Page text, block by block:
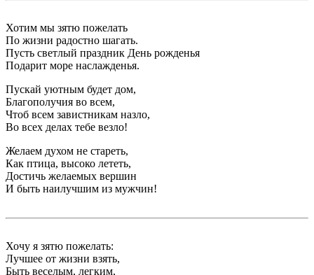
Хотим мы зятю пожелать
По жизни радостно шагать.
Пусть светлый праздник День рожденья
Подарит море наслажденья.
Пускай уютным будет дом,
Благополучия во всем,
Чтоб всем завистникам назло,
Во всех делах тебе везло!
Желаем духом не стареть,
Как птица, высоко лететь,
Достичь желаемых вершин
И быть наилучшим из мужчин!
Хочу я зятю пожелать:
Лучшее от жизни взять,
Быть веселым, легким,